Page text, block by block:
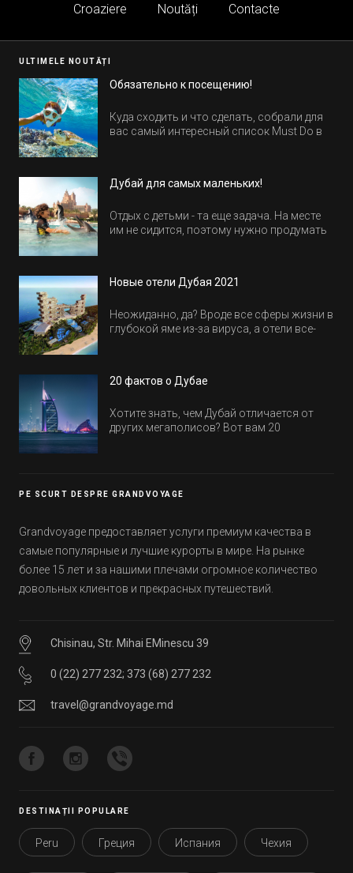
Croaziere
Noutăți Contacte
ULTIMELE NOUTĂȚI
Обязательно к посещению!
Куда сходить и что сделать, собрали для
вас самый интересный список Must Do в
Дубай для самых маленьких!
Отдых с детьми - та еще задача. На месте
им не сидится, поэтому нужно продумать
Новые отели Дубая 2021
Неожиданно, да? Вроде все сферы жизни в
глубокой яме из-за вируса, а отели все-
обычно на первые заезды дают промо-
20 фактов о Дубае
Хотите знать, чем Дубай отличается от
других мегаполисов? Вот вам 20
PE SCURT DESPRE GRANDVOYAGE
Grandvoyage предоставляет услуги премиум качества в
самые популярные и лучшие курорты в мире. На рынке
более 15 лет и за нашими плечами огромное количество
довольных клиентов и прекрасных путешествий.
Chisinau, Str. Mihai EMinescu 39
0 (22) 277 232; 373 (68) 277 232
travel@grandvoyage.md
DESTINAȚII POPULARE
Peru Греция Испания Чехия